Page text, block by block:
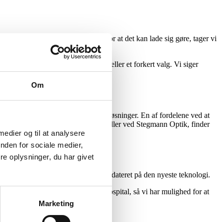
Om
og til at analysere
for sociale medier,
oplysninger, du har givet
Marketing
og individuel vejledning. For at det kan lade sig gøre, tager vi
med en dårlig fornemmelse eller et forkert valg. Vi siger
af en kædes færdiglavede pakkeløsninger. En af fordelene ved at
priser. Når du handler ved Stegmann Optik, finder
du ikke finder andre steder.
kurser og holde os opdateret på den nyeste teknologi.
øjenafdelingen på Glostrup hospital, så vi har mulighed for at